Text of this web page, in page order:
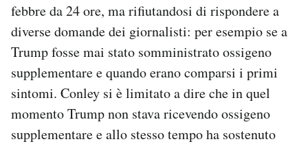
febbre da 24 ore, ma rifiutandosi di rispondere a
diverse domande dei giornalisti: per esempio se a
Trump fosse mai stato somministrato ossigeno
supplementare e quando erano comparsi i primi
sintomi. Conley si è limitato a dire che in quel
momento Trump non stava ricevendo ossigeno
supplementare e allo stesso tempo ha sostenuto